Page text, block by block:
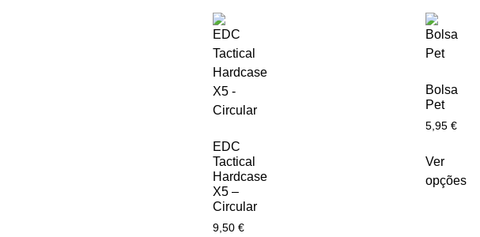
EDC
Tactical
Hardcase
X5 –
Circular
9,50 €
Bolsa
Pet
5,95 €
Ver
opções